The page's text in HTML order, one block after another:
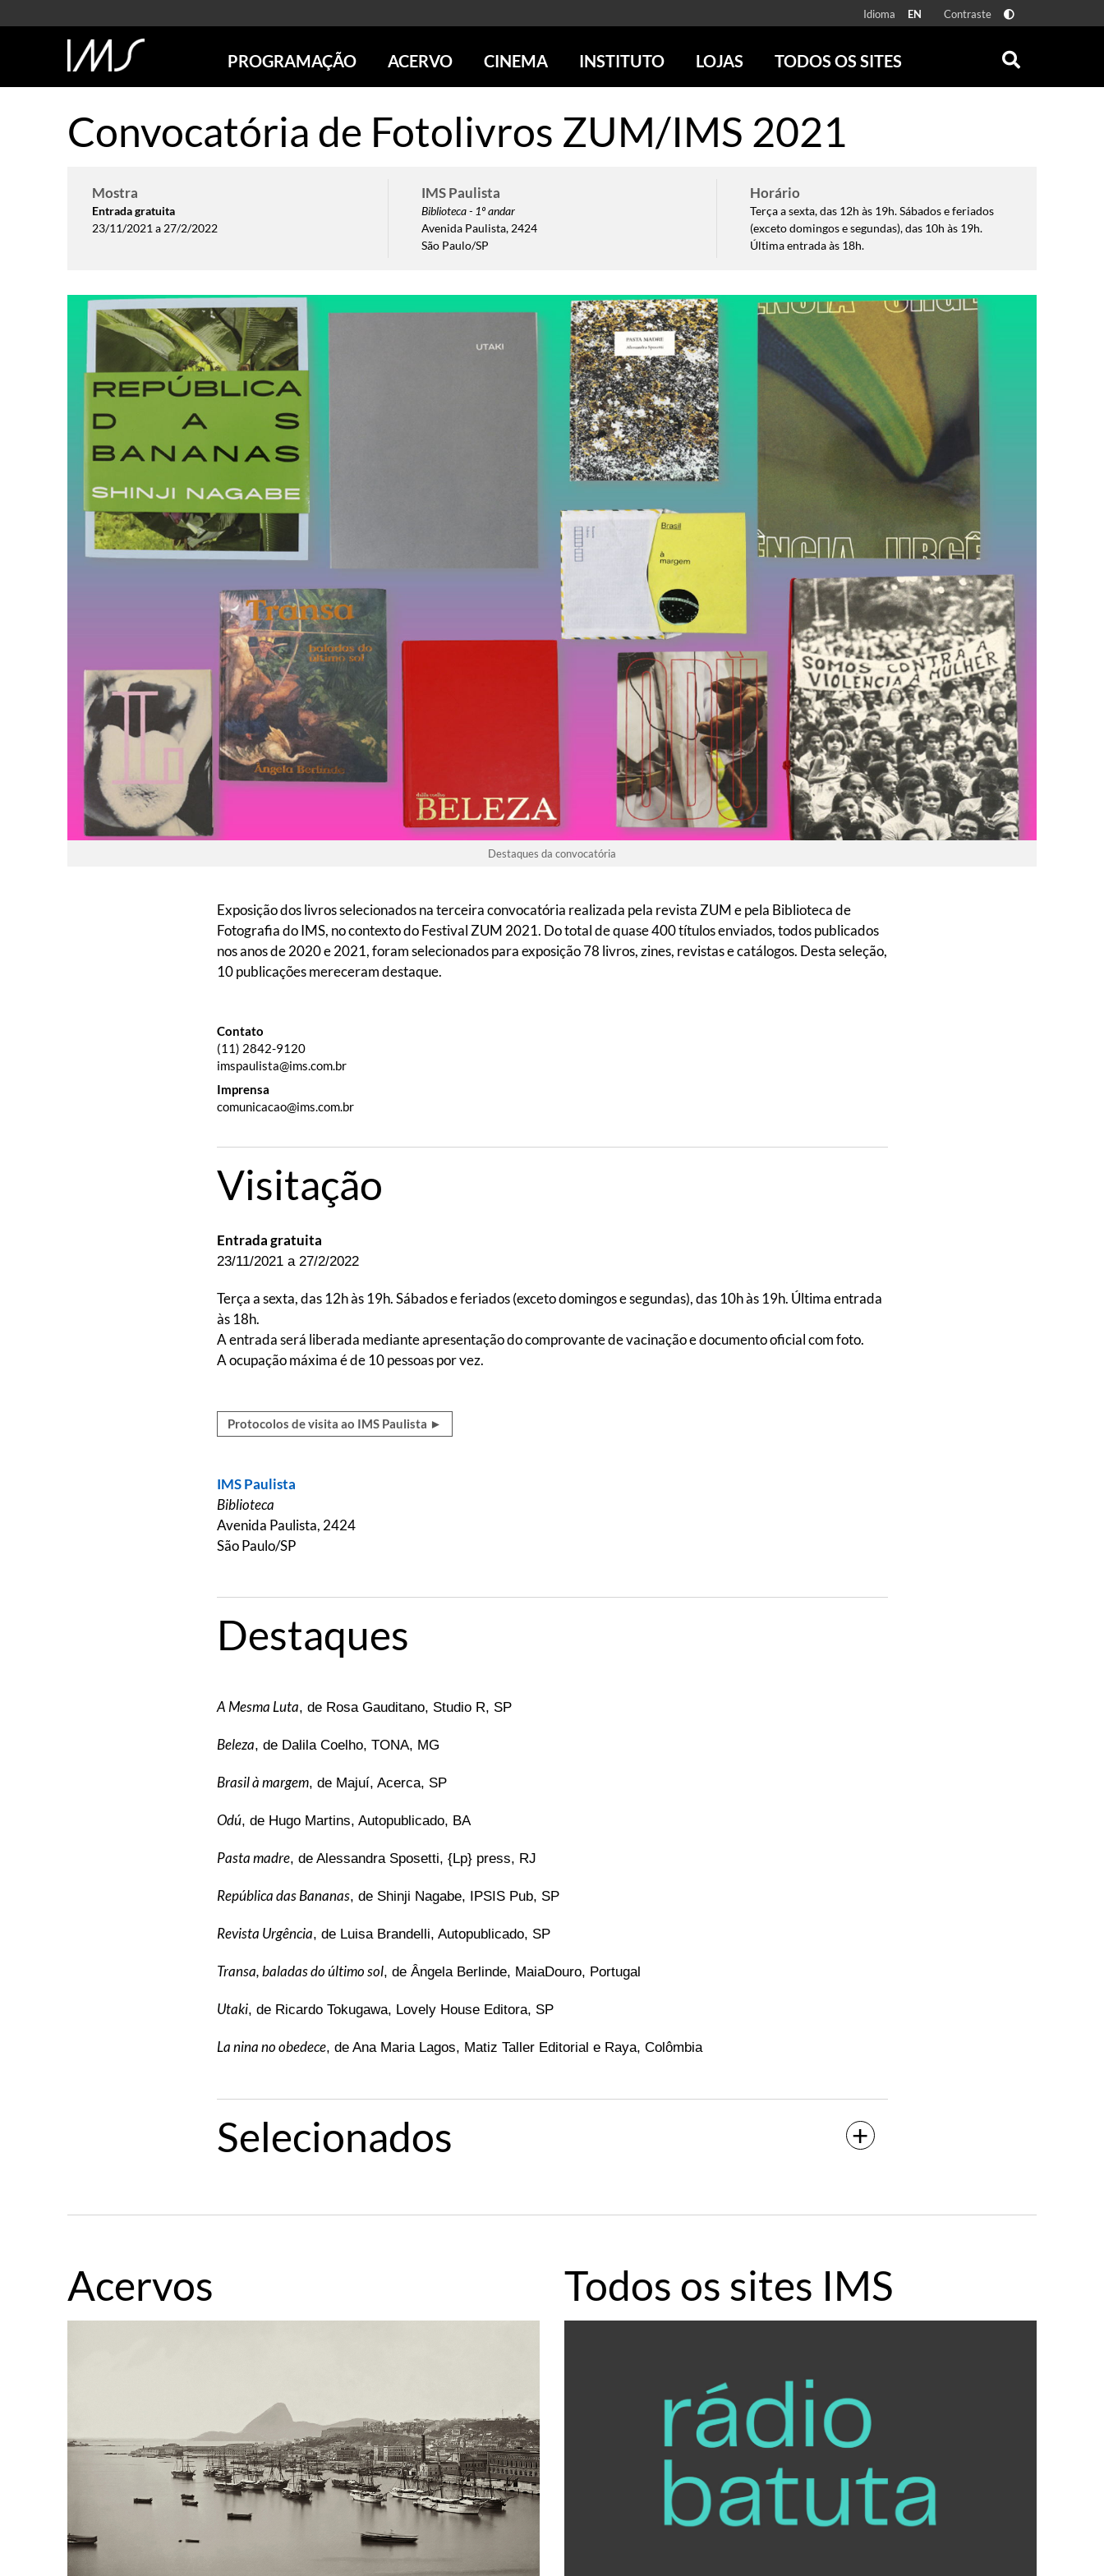
Idioma EN Contraste
PROGRAMAÇÃO
SÃO PAULO
RIO DE JANEIRO
TOURS VIRTUAIS
VISITAS MEDIADAS
ACERVO
SOBRE O ACERVO
FOTOGRAFIA
LITERATURA
MÚSICA
ARTE CONTEMPORÂNEA
CINEMA
SÃO PAULO
POÇOS DE CALDAS
REVISTAS DE PROGRAMAÇÃO
INSTITUTO
IMS PAULISTA
IMS RIO
PUBLICAÇÕES E DVDs
LOJAS
LOJAS FÍSICAS
TODOS OS SITES
ZUM
DISCOGRAFIA BRASILEIRA
CRÔNICA BRASILEIRA
TESTEMUNHA OCULAR
CLARICE LISPECTOR
SERROTE
Convocatória de Fotolivros ZUM/IMS 2021
Mostra
Entrada gratuita
23/11/2021 a 27/2/2022
IMS Paulista
Biblioteca - 1º andar
Avenida Paulista, 2424
São Paulo/SP
Horário
Terça a sexta, das 12h às 19h. Sábados e feriados
(exceto domingos e segundas), das 10h às 19h.
Última entrada às 18h.
Destaques da convocatória
Exposição dos livros selecionados na terceira convocatória realizada pela revista ZUM e pela Biblioteca de
Fotografia do IMS, no contexto do Festival ZUM 2021. Do total de quase 400 títulos enviados, todos publicados
nos anos de 2020 e 2021, foram selecionados para exposição 78 livros, zines, revistas e catálogos. Desta seleção,
10 publicações mereceram destaque.
Contato
(11) 2842-9120
imspaulista@ims.com.br
Imprensa
comunicacao@ims.com.br
Visitação
Entrada gratuita
23/11/2021 a 27/2/2022
Terça a sexta, das 12h às 19h. Sábados e feriados (exceto domingos e segundas), das 10h às 19h. Última entrada
às 18h.
A entrada será liberada mediante apresentação do comprovante de vacinação e documento oficial com foto.
A ocupação máxima é de 10 pessoas por vez.
Protocolos de visita ao IMS Paulista ►
IMS Paulista
Biblioteca
Avenida Paulista, 2424
São Paulo/SP
Destaques
A Mesma Luta, de Rosa Gauditano, Studio R, SP
Beleza, de Dalila Coelho, TONA, MG
Brasil à margem, de Majuí, Acerca, SP
Odú, de Hugo Martins, Autopublicado, BA
Pasta madre, de Alessandra Sposetti, {Lp} press, RJ
República das Bananas, de Shinji Nagabe, IPSIS Pub, SP
Revista Urgência, de Luisa Brandelli, Autopublicado, SP
Transa, baladas do último sol, de Ângela Berlinde, MaiaDouro, Portugal
Utaki, de Ricardo Tokugawa, Lovely House Editora, SP
La nina no obedece, de Ana Maria Lagos, Matiz Taller Editorial e Raya, Colômbia
Selecionados
Acervos Todos os sites IMS